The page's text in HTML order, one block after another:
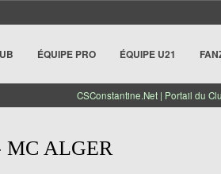
ÉQUIPE PRO ÉQUIPE U21
CSConstantine.Net | Portail du
ALGER